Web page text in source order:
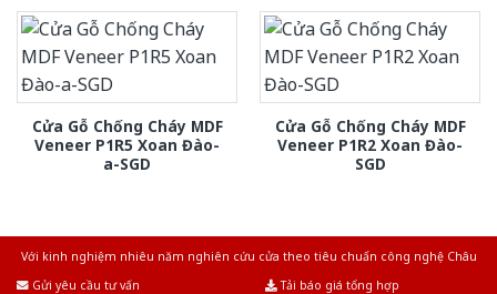
Cửa Gỗ Chống Cháy MDF
Veneer P1R5 Xoan Đào-
a-SGD
Cửa Gỗ Chống Cháy MDF
Veneer P1R2 Xoan Đào-
SGD
Với kinh nghiệm nhiêu năm nghiên cứu cửa theo tiêu chuẩn công nghệ Châu
Gửi yêu cầu tư vấn
Tải báo giá tổng hợp